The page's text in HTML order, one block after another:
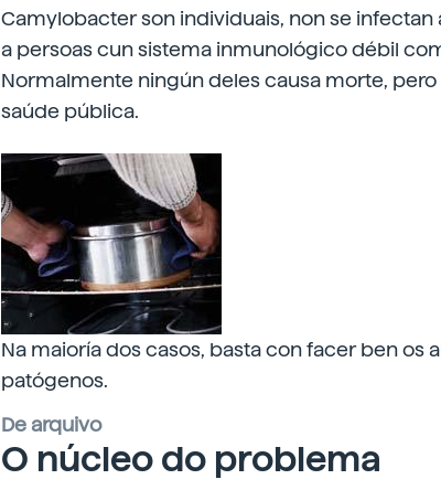
Camylobacter son individuais, non se
a persoas cun sistema inmunológico débil
Normalmente ningún deles causa morte,
saúde pública.
Na maioría dos casos, basta con facer ben os
patógenos.
De arquivo
O núcleo do problema